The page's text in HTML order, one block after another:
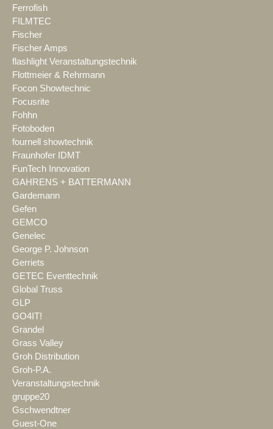
Ferrofish
FILMTEC
Fischer
Fischer Amps
flashlight Veranstaltungstechnik
Flottmeier & Rehrmann
Focon Showtechnic
Focusrite
Fohhn
Fotoboden
fournell showtechnik
Fraunhofer IDMT
FunTech Innovation
GAHRENS + BATTERMANN
Gardemann
Gefen
GEMCO
Genelec
George P. Johnson
Gerriets
GETEC Eventtechnik
Global Truss
GLP
GO4IT!
Grandel
Grass Valley
Groh Distribution
Groh-P.A.
Veranstaltungstechnik
gruppe20
Gschwendtner
Guest-One